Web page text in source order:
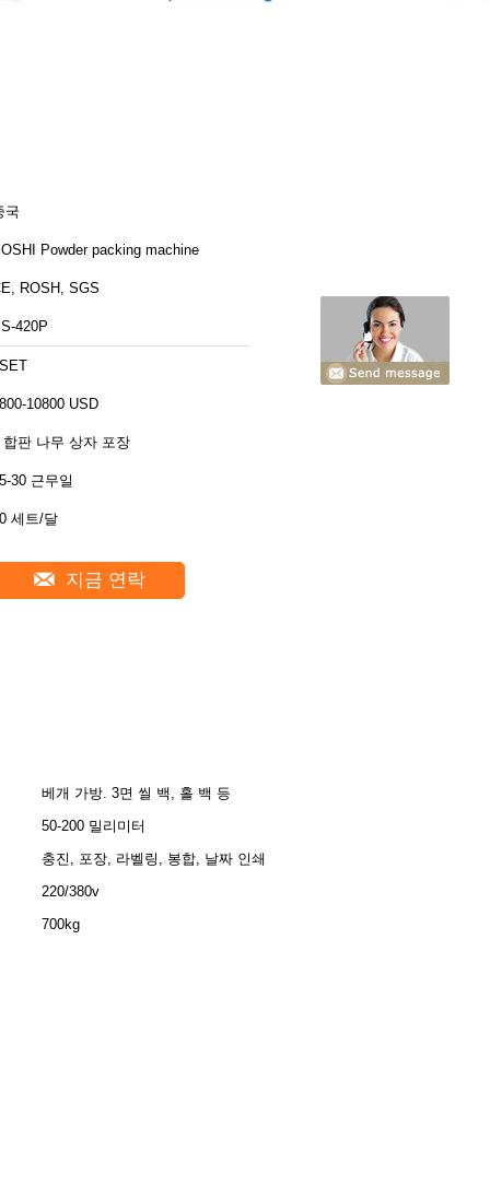
국
Powder packing machine
ROSH, SGS
420P
10800 USD
합판 나무 상자 포장
30 근무일
세트/달
지금 연락
베개 가방. 3면 씰 백, 홀 백 등
50-200 밀리미터
충진, 포장, 라벨링, 봉합, 날짜 인쇄
220/380v
700kg